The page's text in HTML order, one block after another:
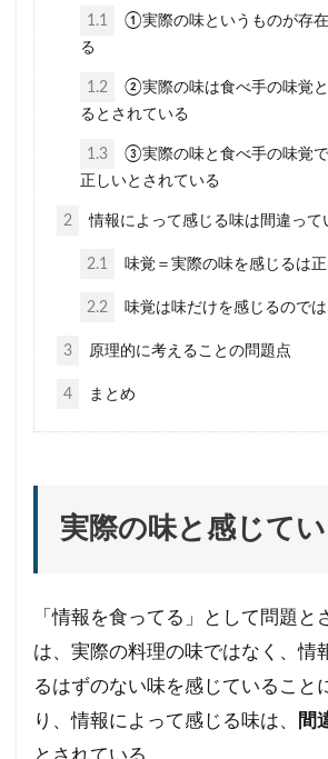
1.1
①実際の味というものが存
る
1.2
②実際の味は食べ手の味覚
るとされている
1.3
③実際の味と食べ手の味覚
正しいとされている
2 情報によって感じる味は間違って
2.1 味覚＝実際の味を感じるは
2.2 味覚は味だけを感じるので
3 原理的に考えることの問題点
4 まとめ
実際の味と感じて
「情報を食ってる」として問題と
は、実際の料理の味ではなく、情
るはずのない味を感じていること
り、情報によって感じる味は、
間
とされている。